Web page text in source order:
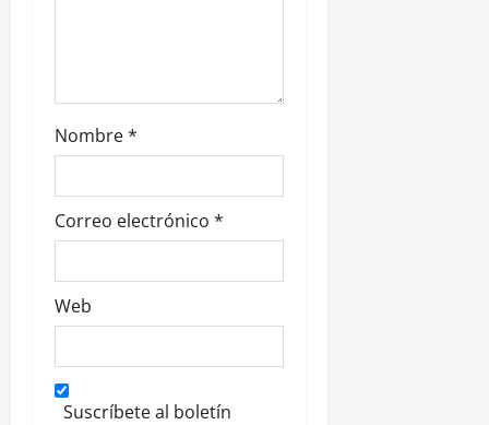
d
a
s
Nombre*
Correo electrónico *
Web
Suscríbete al boletín